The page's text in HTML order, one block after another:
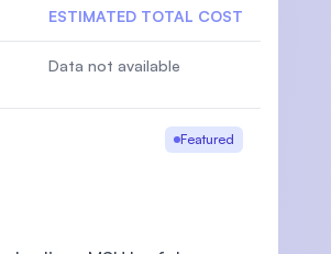
ESTIMATED TOTAL COST
Data not available
Featured